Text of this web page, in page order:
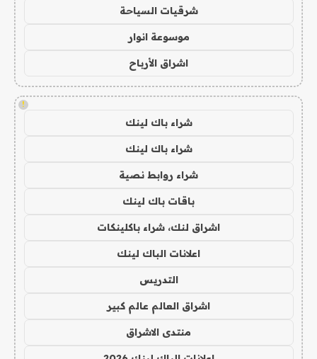
شرقيات السياحة
موسوعة انوار
اشراق الأرباح
!
شراء باك لينك
شراء باك لينك
شراء روابط نصية
باقات باك لينك
اشراق لنك، شراء باكلينكات
اعلانات الباك لينك
التدريس
اشراق العالم عالم كبير
منتدى الاشراق